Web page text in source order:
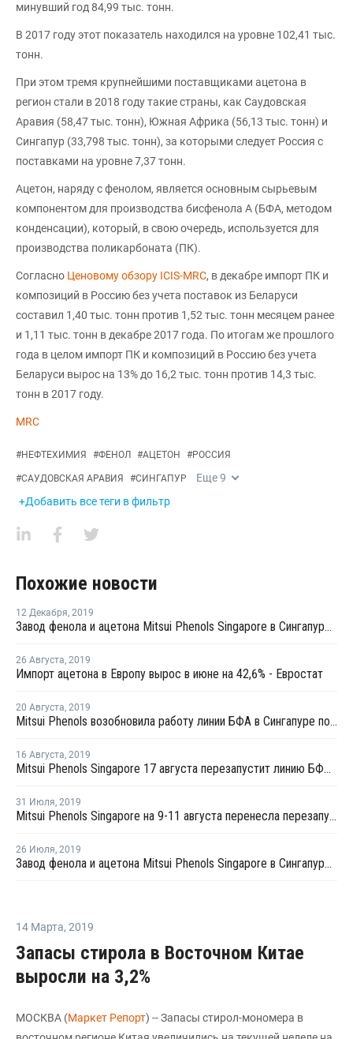
минувший год 84,99 тыс. тонн.
В 2017 году этот показатель находился на уровне 102,41 тыс.
тонн.
При этом тремя крупнейшими поставщиками ацетона в
регион стали в 2018 году такие страны, как Саудовская
Аравия (58,47 тыс. тонн), Южная Африка (56,13 тыс. тонн) и
Сингапур (33,798 тыс. тонн), за которыми следует Россия с
поставками на уровне 7,37 тонн.
Ацетон, наряду с фенолом, является основным сырьевым
компонентом для производства бисфенола А (БФА, методом
конденсации), который, в свою очередь, используется для
производства поликарбоната (ПК).
Согласно Ценовому обзору ICIS-MRC, в декабре импорт ПК и
композиций в Россию без учета поставок из Беларуси
составил 1,40 тыс. тонн против 1,52 тыс. тонн месяцем ранее
и 1,11 тыс. тонн в декабре 2017 года. По итогам же прошлого
года в целом импорт ПК и композиций в Россию без учета
Беларуси вырос на 13% до 16,2 тыс. тонн против 14,3 тыс.
тонн в 2017 году.
MRC
#НЕФТЕХИМИЯ #ФЕНОЛ #АЦЕТОН #РОССИЯ
#САУДОВСКАЯ АРАВИЯ #СИНГАПУР Еще9
+Добавить все теги в фильтр
Похожие новости
12 Декабря, 2019
Завод фенола и ацетона Mitsui Phenols Singapore в Сингапуре в декабре загружен на 60%
26 Августа, 2019
Импорт ацетона в Европу вырос в июне на 42,6% - Евростат
20 Августа, 2019
Mitsui Phenols возобновила работу линии БФА в Сингапуре после внепланового ремонта
16 Августа, 2019
Mitsui Phenols Singapore 17 августа перезапустит линию БФА в Сингапуре после внепланового ремонта
31 Июля, 2019
Mitsui Phenols Singapore на 9-11 августа перенесла перезапуск линии БФА в Сингапуре после внепланового ремонта
26 Июля, 2019
Завод фенола и ацетона Mitsui Phenols Singapore в Сингапуре в августе будет загружен на 80%
14 Марта, 2019
Запасы стирола в Восточном Китае
выросли на 3,2%
МОСКВА (Маркет Репорт) -- Запасы стирол-мономера в